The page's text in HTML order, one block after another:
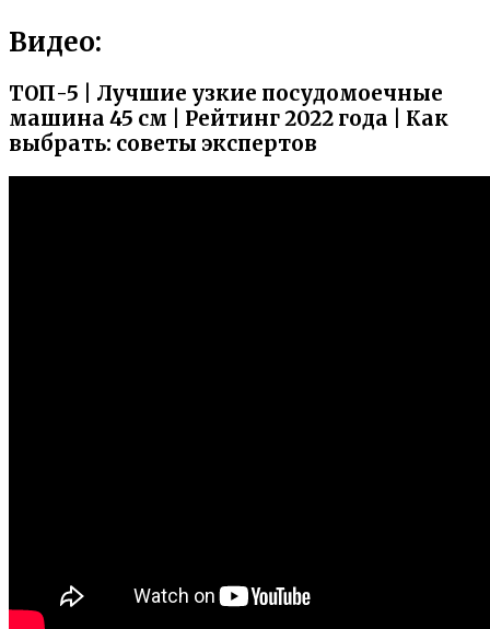
Видео:
ТОП-5 | Лучшие узкие посудомоечные
машина 45 см | Рейтинг 2022 года | Как
выбрать: советы экспертов